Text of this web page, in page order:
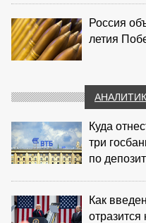
Россия
летия
Куда
три
по
Как
отразится